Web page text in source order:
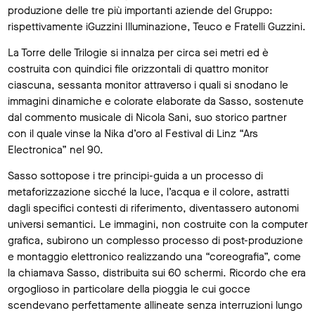
produzione delle tre più importanti aziende del Gruppo:
rispettivamente iGuzzini Illuminazione, Teuco e Fratelli Guzzini.
La Torre delle Trilogie si innalza per circa sei metri ed è
costruita con quindici file orizzontali di quattro monitor
ciascuna, sessanta monitor attraverso i quali si snodano le
immagini dinamiche e colorate elaborate da Sasso, sostenute
dal commento musicale di Nicola Sani, suo storico partner
con il quale vinse la Nika d’oro al Festival di Linz “Ars
Electronica” nel 90.
Sasso sottopose i tre principi-guida a un processo di
metaforizzazione sicché la luce, l’acqua e il colore, astratti
dagli specifici contesti di riferimento, diventassero autonomi
universi semantici. Le immagini, non costruite con la computer
grafica, subirono un complesso processo di post-produzione
e montaggio elettronico realizzando una “coreografia”, come
la chiamava Sasso, distribuita sui 60 schermi. Ricordo che era
orgoglioso in particolare della pioggia le cui gocce
scendevano perfettamente allineate senza interruzioni lungo